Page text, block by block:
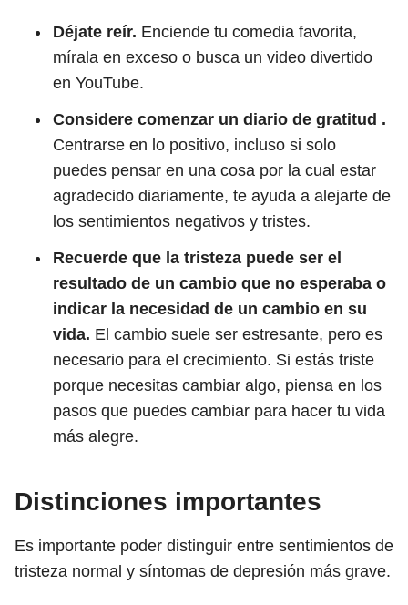
Déjate reír. Enciende tu comedia favorita,
mírala en exceso o busca un video divertido
en YouTube.
Considere comenzar un diario de gratitud .
Centrarse en lo positivo, incluso si solo
puedes pensar en una cosa por la cual estar
agradecido diariamente, te ayuda a alejarte de
los sentimientos negativos y tristes.
Recuerde que la tristeza puede ser el
resultado de un cambio que no esperaba o
indicar la necesidad de un cambio en su
vida. El cambio suele ser estresante, pero es
necesario para el crecimiento. Si estás triste
porque necesitas cambiar algo, piensa en los
pasos que puedes cambiar para hacer tu vida
más alegre.
Distinciones importantes
Es importante poder distinguir entre sentimientos de
tristeza normal y síntomas de depresión más grave.